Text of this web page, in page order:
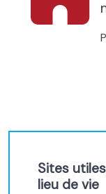
Sites
lieu de vie